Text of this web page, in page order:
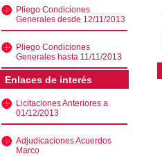
Pliego Condiciones
Generales desde 12/11/2013
Pliego Condiciones
Generales hasta 11/11/2013
Enlaces de interés
Licitaciones Anteriores a
01/12/2013
Adjudicaciones Acuerdos
Marco